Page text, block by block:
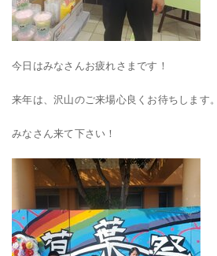
今日はみなさんお疲れさまです！
来年は、沢山のご来場心良くお待ちします。
みなさん来て下さい！